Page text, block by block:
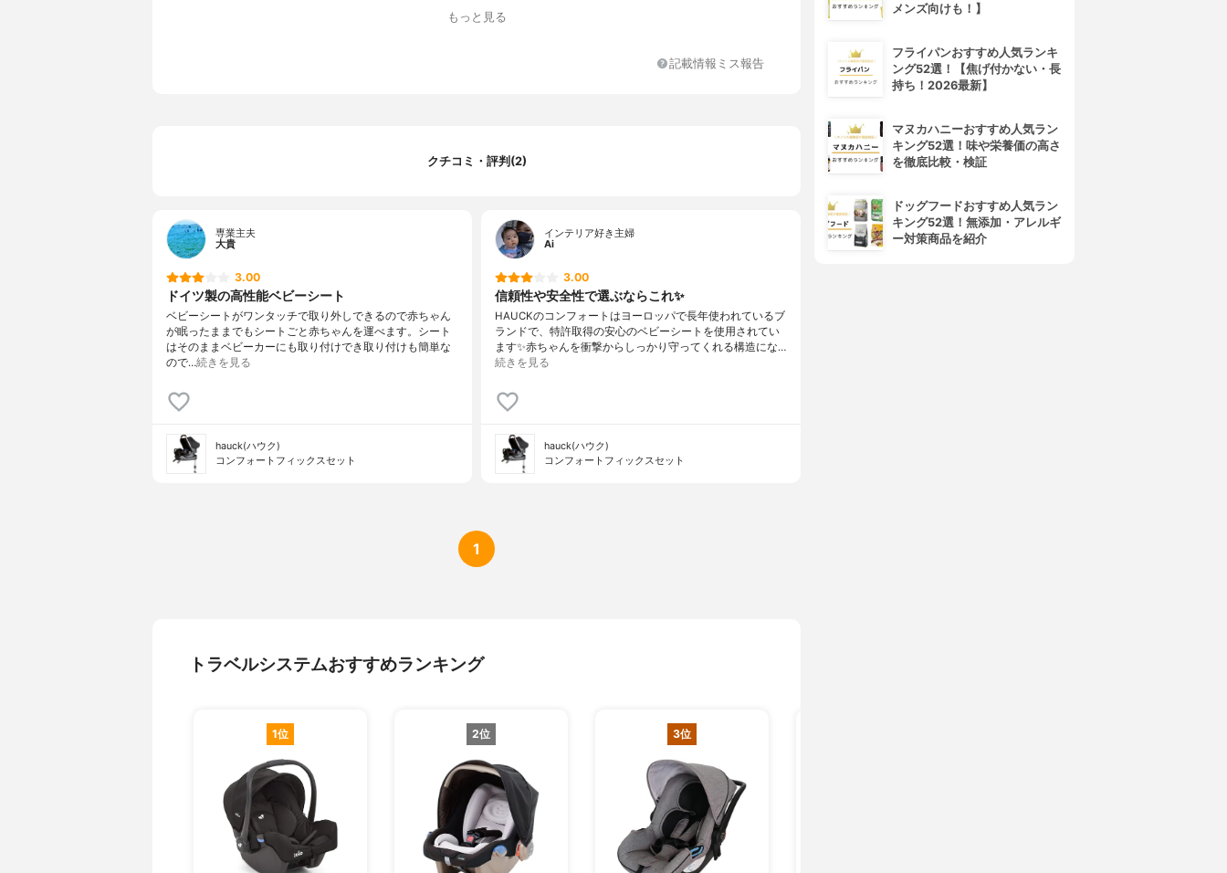
もっと見る
記載情報ミス報告
クチコミ・評判(2)
専業主夫
大貴
3.00
ドイツ製の高性能ベビーシート
ベビーシートがワンタッチで取り外しできるので赤ちゃん
が眠ったままでもシートごと赤ちゃんを運べます。シート
はそのままベビーカーにも取り付けでき取り付けも簡単な
ので…続きを見る
hauck(ハウク)
コンフォートフィックスセット
インテリア好き主婦
Ai
3.00
信頼性や安全性で選ぶならこれ✨
HAUCKのコンフォートはヨーロッパで長年使われているブ
ランドで、特許取得の安心のベビーシートを使用されてい
ます✨赤ちゃんを衝撃からしっかり守ってくれる構造にな…
続きを見る
hauck(ハウク)
コンフォートフィックスセット
1
トラベルシステムおすすめランキング
1位 2位 3位
メンズ向けも！】
フライパンおすすめ人気ランキ
ング52選！【焦げ付かない・長
持ち！2026最新】
マヌカハニーおすすめ人気ラン
キング52選！味や栄養価の高さ
を徹底比較・検証
ドッグフードおすすめ人気ラン
キング52選！無添加・アレルギ
ー対策商品を紹介